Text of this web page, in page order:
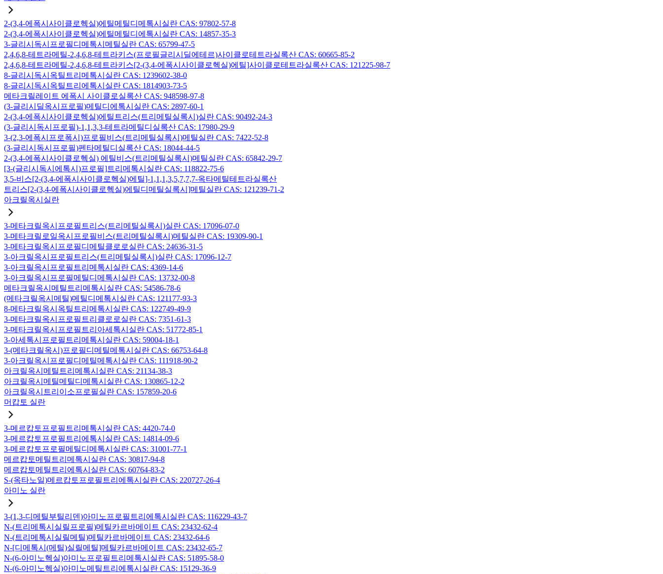
2-(3,4-에폭시사이클로헥실)에틸메틸디메톡시실란 CAS: 97802-57-8
2-(3,4-에폭시사이클로헥실)에틸메틸디에톡시실란 CAS: 14857-35-3
3-글리시독시프로필디메톡시메틸실란 CAS: 65799-47-5
2,4,6,8-테트라메틸-2,4,6,8-테트라키스(프로필글리시딜에테르)사이클로테트라실록산 CAS: 60665-85-2
2,4,6,8-테트라메틸-2,4,6,8-테트라키스[2-(3,4-에폭시사이클로헥실)에틸]사이클로테트라실록산 CAS: 121225-98-7
8-글리시독시옥틸트리메톡시실란 CAS: 1239602-38-0
8-글리시독시옥틸트리에톡시실란 CAS: 1814903-73-5
메타크릴레이트 에폭시 사이클로실록산 CAS: 948598-97-8
(3-글리시딜옥시프로필)메틸디에톡시실란 CAS: 2897-60-1
2-(3,4-에폭시사이클로헥실)에틸트리스(트리메틸실록시)실란 CAS: 90492-24-3
(3-글리시독시프로필)-1,1,3,3-테트라메틸디실록산 CAS: 17980-29-9
3-(2,3-에폭시프로폭시)프로필비스(트리메틸실록시)메틸실란 CAS: 7422-52-8
(3-글리시독시프로필)펜타메틸디실록산 CAS: 18044-44-5
2-(3,4-에폭시사이클로헥실) 에틸비스(트리메틸실록시)메틸실란 CAS: 65842-29-7
[3-(글리시독시에톡시)프로필]트리메톡시실란 CAS: 118822-75-6
3,5-비스[2-(3,4-에폭시사이클로헥실)에틸]-1,1,1,3,5,7,7,7-옥타메틸테트라실록산
트리스[2-(3,4-에폭시사이클로헥실)에틸디메틸실록시]메틸실란 CAS: 121239-71-2
아크릴옥시실란
3-메타크릴옥시프로필트리스(트리메틸실록시)실란 CAS: 17096-07-0
3-메타크릴로일옥시프로필비스(트리메틸실록시)메틸실란 CAS: 19309-90-1
3-메타크릴옥시프로필디메틸클로로실란 CAS: 24636-31-5
3-아크릴옥시프로필트리스(트리메틸실록시)실란 CAS: 17096-12-7
3-아크릴옥시프로필트리메톡시실란 CAS: 4369-14-6
3-아크릴옥시프로필메틸디메톡시실란 CAS: 13732-00-8
메타크릴옥시메틸트리메톡시실란 CAS: 54586-78-6
(메타크릴옥시메틸)메틸디메톡시실란 CAS: 121177-93-3
8-메타크릴옥시옥틸트리메톡시실란 CAS: 122749-49-9
3-메타크릴옥시프로필트리클로로실란 CAS: 7351-61-3
3-메타크릴옥시프로필트리아세톡시실란 CAS: 51772-85-1
3-아세톡시프로필트리메톡시실란 CAS: 59004-18-1
3-(메타크릴옥시)프로필디메틸메톡시실란 CAS: 66753-64-8
3-아크릴옥시프로필디메틸메톡시실란 CAS: 111918-90-2
아크릴옥시메틸트리메톡시실란 CAS: 21134-38-3
아크릴옥시메틸메틸디메톡시실란 CAS: 130865-12-2
아크릴옥시트리이소프로필실란 CAS: 157859-20-6
머캅토 실란
3-메르캅토프로필트리메톡시실란 CAS: 4420-74-0
3-메르캅토프로필트리에톡시실란 CAS: 14814-09-6
3-메르캅토프로필메틸디메톡시실란 CAS: 31001-77-1
메르캅토메틸트리메톡시실란 CAS: 30817-94-8
메르캅토메틸트리에톡시실란 CAS: 60764-83-2
S-(옥타노일)메르캅토프로필트리에톡시실란 CAS: 220727-26-4
아미노 실란
3-(1,3-디메틸부틸리덴)아미노프로필트리에톡시실란 CAS: 116229-43-7
N-(트리메톡시실릴프로필)메틸카르바메이트 CAS: 23432-62-4
N-(트리메톡시실릴메틸)메틸카르바메이트 CAS: 23432-64-6
N-[디메톡시(메틸)실릴메틸]메틸카르바메이트 CAS: 23432-65-7
N-(6-아미노헥실)아미노프로필트리메톡시실란 CAS: 51895-58-0
N-(6-아미노헥실)아미노메틸트리에톡시실란 CAS: 15129-36-9